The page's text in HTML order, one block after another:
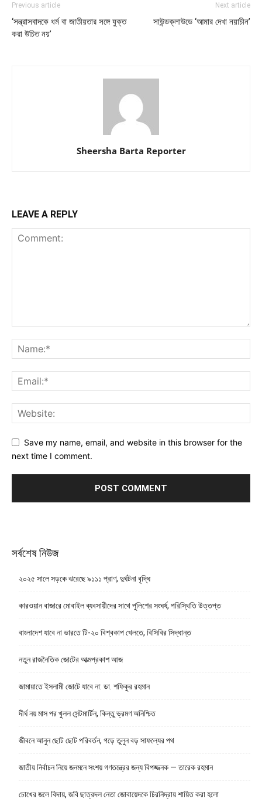
Previous article
‘সন্ত্রাসবাদকে ধর্ম বা জাতীয়তার সঙ্গে যুক্ত
করা উচিত নয়’
Next article
সাউন্ডক্লাউডে ‘আমার দেখা নয়াচীন’
Sheersha Barta Reporter
LEAVE A REPLY
Save my name, email, and website in this browser for the
next time I comment.
সর্বশেষ নিউজ
২০২৫ সালে সড়কে ঝরেছে ৯১১১ প্রাণ, দুর্ঘটনা বৃদ্ধি
কারওয়ান বাজারে মোবাইল ব্যবসায়ীদের সাথে পুলিশের সংঘর্ষ, পরিস্থিতি উত্তপ্ত
বাংলাদেশ যাবে না ভারতে টি-২০ বিশ্বকাপ খেলতে, বিসিবির সিদ্ধান্ত
নতুন রাজনৈতিক জোটের আত্মপ্রকাশ আজ
জামায়াতে ইসলামী জোটে যাবে না: ডা. শফিকুর রহমান
দীর্ঘ নয় মাস পর খুলল সেন্টমার্টিন, কিন্তু ভ্রমণ অনিশ্চিত
জীবনে আনুন ছোট ছোট পরিবর্তন, গড়ে তুলুন বড় সাফল্যের পথ
জাতীয় নির্বাচন নিয়ে জনমনে সংশয় গণতন্ত্রের জন্য বিপজ্জনক — তারেক রহমান
চোখের জলে বিদায়, জবি ছাত্রদল নেতা জোবায়েদকে চিরনিদ্রায় শায়িত করা হলো